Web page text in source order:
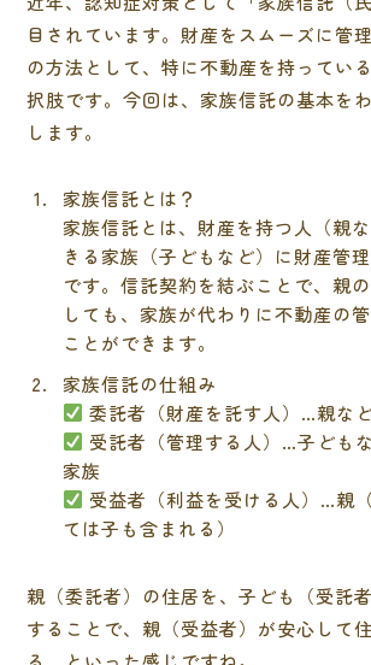
目されています。財産をスムーズに管
の方法として、特に不動産を持ってい
択肢です。今回は、家族信託の基本を
します。
家族信託とは？
家族信託とは、財産を持つ人（親
きる家族（子どもなど）に財産管
です。信託契約を結ぶことで、親
しても、家族が代わりに不動産の
ことができます。
家族信託の仕組み
委託者（財産を託す人）…親な
受託者（管理する人）…子ども
家族
受益者（利益を受ける人）…親
ては子も含まれる）
親（委託者）の住居を、子ども（受託
することで、親（受益者）が安心して